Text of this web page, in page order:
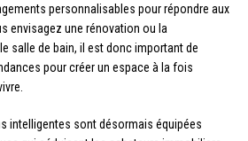
personnalisables pour répondre aux
envisagez une rénovation ou la
salle de bain, il est donc important de
pour créer un espace à la fois
intelligentes sont désormais équipées